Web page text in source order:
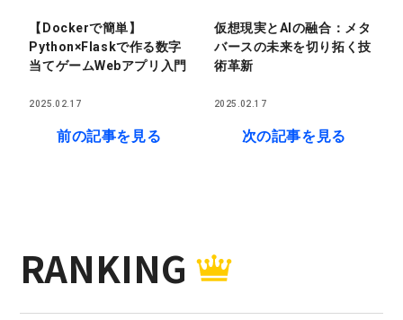
【Dockerで簡単】
Python×Flaskで作る数字
当てゲームWebアプリ入門
2025.02.17
前の記事を見る
仮想現実とAIの融合：メタ
バースの未来を切り拓く技
術革新
2025.02.17
次の記事を見る
RANKING